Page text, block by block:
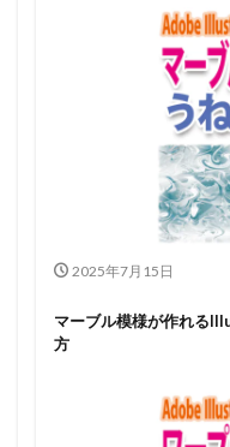
2025年7月15日
マーブル模様が作れる
方